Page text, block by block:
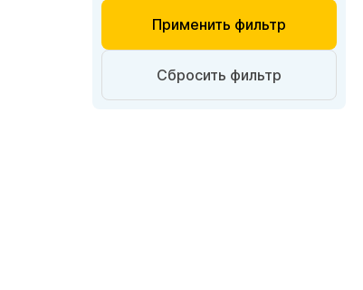
Применить фильтр
Сбросить фильтр